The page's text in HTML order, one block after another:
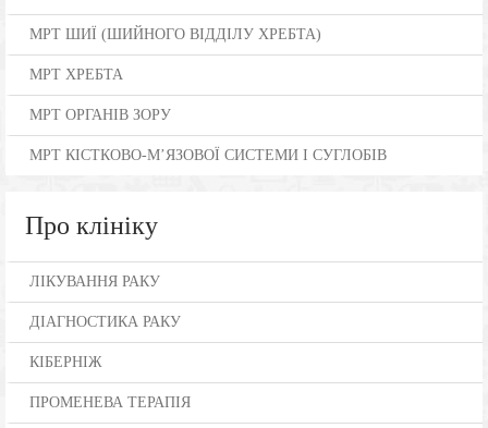
МРТ ШИЇ (ШИЙНОГО ВІДДІЛУ ХРЕБТА)
МРТ ХРЕБТА
МРТ ОРГАНІВ ЗОРУ
МРТ КІСТКОВО-М’ЯЗОВОЇ СИСТЕМИ І СУГЛОБІВ
Про клініку
ЛІКУВАННЯ РАКУ
ДІАГНОСТИКА РАКУ
КІБЕРНІЖ
ПРОМЕНЕВА ТЕРАПІЯ